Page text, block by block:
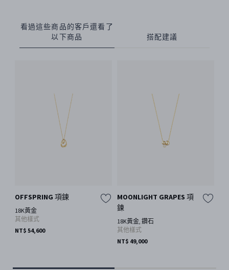
看過這些商品的客戶還看了
以下商品
搭配建議
OFFSPRING 項鍊
18K黃金
其他樣式
NT$ 54,600
MOONLIGHT GRAPES 項
鍊
18K黃金, 鑽石
其他樣式
NT$ 49,000